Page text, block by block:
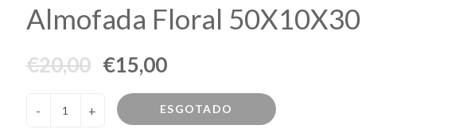
Almofada Floral 50X10X30
€20,00 €15,00
- + ESGOTADO